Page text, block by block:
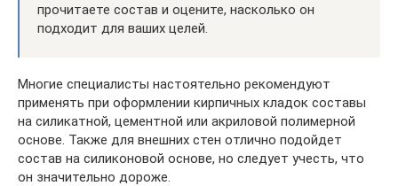
прочитаете состав и оцените, насколько он
подходит для ваших целей.
Многие специалисты настоятельно рекомендуют
применять при оформлении кирпичных кладок составы
на силикатной, цементной или акриловой полимерной
основе. Также для внешних стен отлично подойдет
состав на силиконовой основе, но следует учесть, что
он значительно дороже.